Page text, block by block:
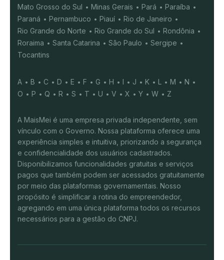
Mato Grosso do Sul
Minas Gerais Pará
Paraíba
Paraná
Pernambuco Piauí
Rio de Janeiro
Rio Grande do Norte
Rio Grande do Sul
Rondônia
Roraima
Santa Catarina São Paulo
Sergipe
Tocantins
A B C D E F G H I J K L M
N
O
P Q R S T U V X Y W Z
A MaisMei é uma empresa privada independente, sem
vínculo com o Governo. Nossa plataforma oferece uma
experiência simples e intuitiva, priorizando a segurança
e confidencialidade dos usuários cadastrados.
Disponibilizamos funcionalidades gratuitas e serviços
pagos que também podem ser acessados gratuitamente
por meio das plataformas governamentais. Nosso
propósito é simplificar a rotina do empreendedor,
agregando em uma única plataforma todos os recursos
necessários para a gestão do CNPJ.